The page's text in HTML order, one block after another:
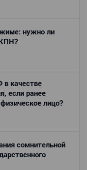
нужно ли
в качестве
если ранее
лицо?
сомнительной